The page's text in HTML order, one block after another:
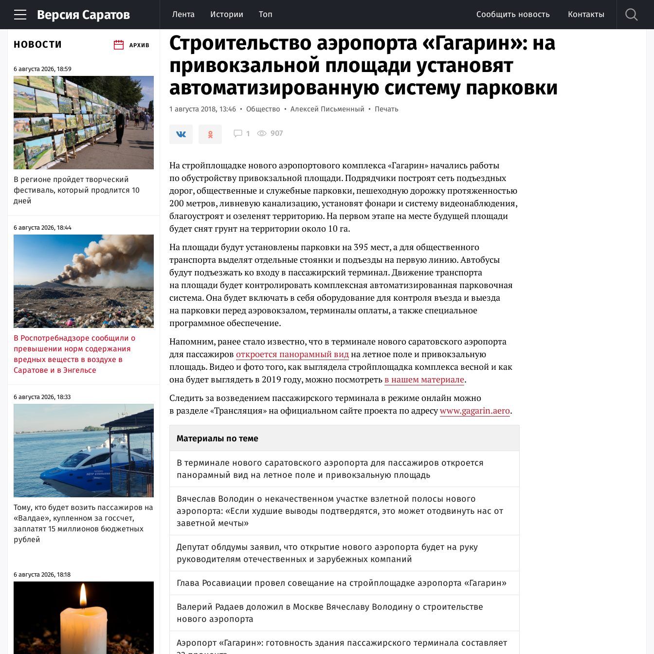
Версия Саратов Лента Истории Топ Сообщить новость Контакты
НОВОСТИ АРХИВ
6 августа 2026, 18:59
В регионе пройдет творческий
фестиваль, который продлится 10
дней
6 августа 2026, 18:44
В Роспотребнадзоре сообщили о
превышении норм содержания
вредных веществ в воздухе в
Саратове и в Энгельсе
6 августа 2026, 18:33
Тому, кто будет возить пассажиров на
«Валдае», купленном за госсчет,
заплатят 15 миллионов бюджетных
рублей
6 августа 2026, 18:18
Строительство аэропорта «Гагарин»: на
привокзальной площади установят
автоматизированную систему парковки
1 августа 2018, 13:46 Общество Алексей Письменный Печать
1 907
На стройплощадке нового аэропортового комплекса «Гагарин» начались работы
по обустройству привокзальной площади. Подрядчики построят сеть подъездных
дорог, общественные и служебные парковки, пешеходную дорожку протяженностью
200 метров, ливневую канализацию, установят фонари и систему видеонаблюдения,
благоустроят и озеленят территорию. На первом этапе на месте будущей площади
будет снят грунт на территории около 10 га.
На площади будут установлены парковки на 395 мест, а для общественного
транспорта выделят отдельные стоянки и подъезды на первую линию. Автобусы
будут подъезжать ко входу в пассажирский терминал. Движение транспорта
на площади будет контролировать комплексная автоматизированная парковочная
система. Она будет включать в себя оборудование для контроля въезда и выезда
на парковки перед аэровокзалом, терминалы оплаты, а также специальное
программное обеспечение.
Напомним, ранее стало известно, что в терминале нового саратовского аэропорта
для пассажиров откроется панорамный видна летное поле и привокзальную
площадь. Видео и фото того, как выглядела стройплощадка комплекса весной и как
она будет выглядеть в 2019 году, можно посмотретьв нашем материале.
Следить за возведением пассажирского терминала в режиме онлайн можно
в разделе «Трансляция» на официальном сайте проекта по адресуwww.gagarin.aero.
Материалы по теме
В терминале нового саратовского аэропорта для пассажиров откроется
панорамный вид на летное поле и привокзальную площадь
Вячеслав Володин о некачественном участке взлетной полосы нового
аэропорта: «Если худшие выводы подтвердятся, это может отодвинуть нас от
заветной мечты»
Депутат облдумы заявил, что открытие нового аэропорта будет на руку
руководителям отечественных и зарубежных компаний
Глава Росавиации провел совещание на стройплощадке аэропорта «Гагарин»
Валерий Радаев доложил в Москве Вячеславу Володину о строительстве
нового аэропорта
Аэропорт «Гагарин»: готовность здания пассажирского терминала составляет